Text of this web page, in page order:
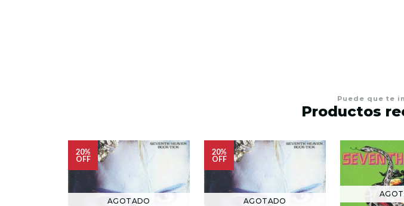
Puede que te
Productos
20%
OFF
AGOTADO
20%
OFF
AGOTADO